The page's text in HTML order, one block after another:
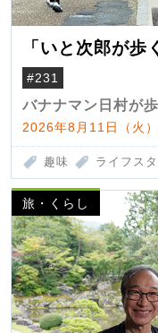
「いと次郎が
#231
バナナマン日村が
2026年8月11日（火
趣味 ライフス
旅・くらし